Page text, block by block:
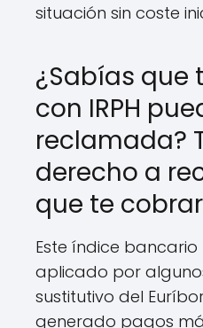
situación sin coste
¿Sabías que
con IRPH
reclamada?
derecho a
que te
Este índice bancario
aplicado por
sustitutivo del
generado pagos